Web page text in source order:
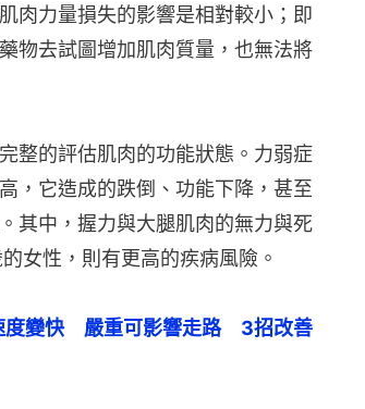
肉力量損失的影響是相對較小；即
物去試圖增加肌肉質量，也無法將
整的評估肌肉的功能狀態。力弱症
，它造成的跌倒、功能下降，甚至
其中，握力與大腿肌肉的無力與死
女性，則有更高的疾病風險。
變快　嚴重可影響走路　3招改善